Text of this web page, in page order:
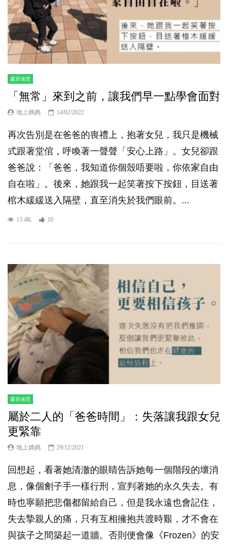
書寫省思
「無常」來到之前，讓我們早一點學會面對
地上媽媽 14/02/2022
再次告別是在爸爸的喪禮上，抱著女兒，我只是機械
式跟著堂倌，呼喚著一聲聲「安心上路」。女兒卻跟
爸爸說：「爸爸，我知道你個殼唔要啦，你依家自由
自在啦」。後來，她跟我一起笑著按下按鈕，目送著
棺木緩緩送入隔壁，直至消失於我們眼前。...
13.4K 10
書寫省思
屬於二人的「爸爸時間」：失落讓我跟女兒
更緊靠
地上媽媽 29/12/2021
回想起，看著她清澈的眼睛告訴她每一個階段的壞消
息，像個劊子手一樣行刑，宣判著她的永久失去。有
時也寧願把悲傷都留給自己，但是我永遠也會記住，
失去摯親人的痛，只有互相擁抱共渡時艱，才不會在
與孩子之間築起一道牆。否則便會像《Frozen》的安